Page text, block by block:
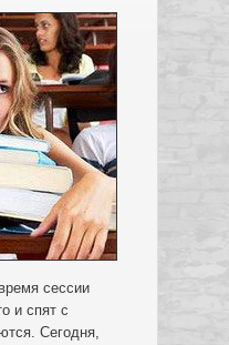
сессии
и спят с
Сегодня,